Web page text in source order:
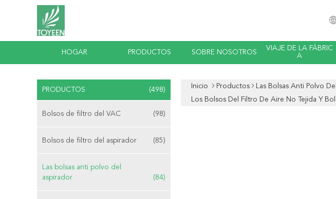
HOGAR PRODUCTOS SOBRE NOSOTROS
VIAJE DE LA FÁBRIC
A
PRODUCTOS (498)
Bolsos de filtro del VAC (98)
Bolsos de filtro del aspirador (85)
Las bolsas anti polvo del
aspirador
(84)
Inicio Productos Las Bolsas Anti Polvo
Los Bolsos Del Filtro De Aire No Tejida Y